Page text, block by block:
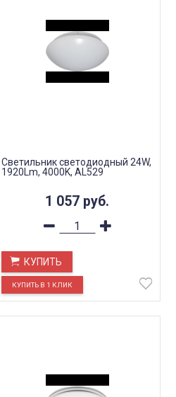
Светильник светодиодный 24W,
1920Lm, 4000K, AL529
1 057 руб.
КУПИТЬ